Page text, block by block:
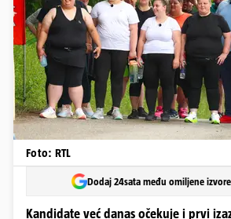
Foto: RTL
Dodaj 24sata među omiljene
Kandidate već danas očekuje i prvi